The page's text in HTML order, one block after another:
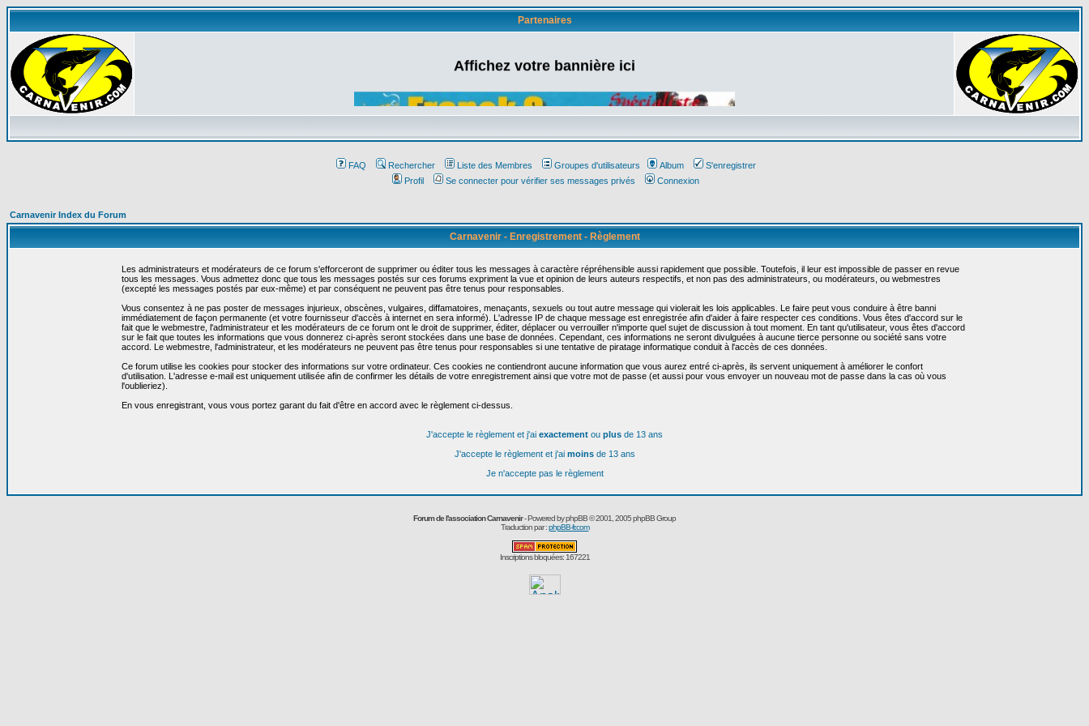
Partenaires
Affichez votre bannière ici
FAQ Rechercher Liste des Membres Groupes d'utilisateurs Album
S'enregistrer
Profil
Se connecter pour vérifier ses messages privés Connexion
Carnavenir Index du Forum
Carnavenir - Enregistrement - Règlement
Les administrateurs et modérateurs de ce forum s'efforceront de supprimer ou éditer tous les messages à caractère répréhensible aussi rapidement que possible. Toutefois, il leur est impossible de passer en revue
tous les messages. Vous admettez donc que tous les messages postés sur ces forums expriment la vue et opinion de leurs auteurs respectifs, et non pas des administrateurs, ou modérateurs, ou webmestres
(excepté les messages postés par eux-même) et par conséquent ne peuvent pas être tenus pour responsables.
Vous consentez à ne pas poster de messages injurieux, obscènes, vulgaires, diffamatoires, menaçants, sexuels ou tout autre message qui violerait les lois applicables. Le faire peut vous conduire à être banni
immédiatement de façon permanente (et votre fournisseur d'accès à internet en sera informé). L'adresse IP de chaque message est enregistrée afin d'aider à faire respecter ces conditions. Vous êtes d'accord sur le
fait que le webmestre, l'administrateur et les modérateurs de ce forum ont le droit de supprimer, éditer, déplacer ou verrouiller n'importe quel sujet de discussion à tout moment. En tant qu'utilisateur, vous êtes d'accord
sur le fait que toutes les informations que vous donnerez ci-après seront stockées dans une base de données. Cependant, ces informations ne seront divulguées à aucune tierce personne ou société sans votre
accord. Le webmestre, l'administrateur, et les modérateurs ne peuvent pas être tenus pour responsables si une tentative de piratage informatique conduit à l'accès de ces données.
Ce forum utilise les cookies pour stocker des informations sur votre ordinateur. Ces cookies ne contiendront aucune information que vous aurez entré ci-après, ils servent uniquement à améliorer le confort
d'utilisation. L'adresse e-mail est uniquement utilisée afin de confirmer les détails de votre enregistrement ainsi que votre mot de passe (et aussi pour vous envoyer un nouveau mot de passe dans la cas où vous
l'oublieriez).
En vous enregistrant, vous vous portez garant du fait d'être en accord avec le règlement ci-dessus.
J'accepte le règlement et j'ai exactement ou plus de 13 ans
J'accepte le règlement et j'ai moinsde 13 ans
Je n'accepte pas le règlement
Forum de l'association Carnavenir- Powered byphpBB© 2001, 2005 phpBB Group
Traduction par :phpBB-fr.com
Inscriptions bloquées: 167221